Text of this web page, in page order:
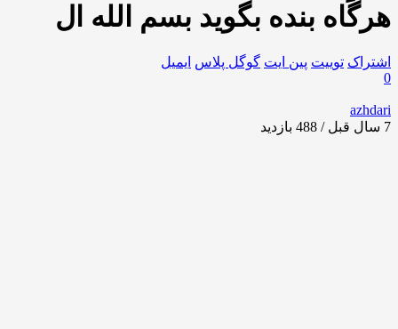
هرگَاه بنده بگوید بسم الله ال
اشتراک توییت پین ایت گوگل‌ پلاس ایمیل
0
azhdari
7 سال قبل / 488
بازدید